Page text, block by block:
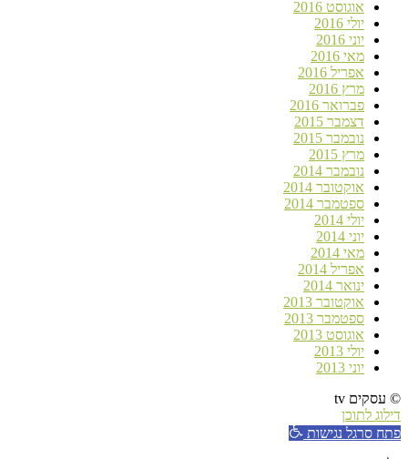
אוגוסט 2016
יולי 2016
יוני 2016
מאי 2016
אפריל 2016
מרץ 2016
פברואר 2016
דצמבר 2015
נובמבר 2015
מרץ 2015
נובמבר 2014
אוקטובר 2014
ספטמבר 2014
יולי 2014
יוני 2014
מאי 2014
אפריל 2014
ינואר 2014
אוקטובר 2013
ספטמבר 2013
אוגוסט 2013
יולי 2013
יוני 2013
© עסקים tv
דילוג לתוכן
פתח סרגל נגישות